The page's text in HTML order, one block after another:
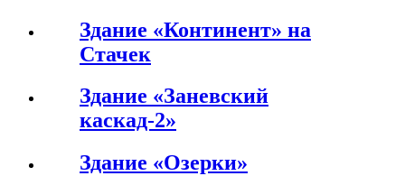
Здание «Континент» на
Стачек
Здание «Заневский
каскад-2»
Здание «Озерки»